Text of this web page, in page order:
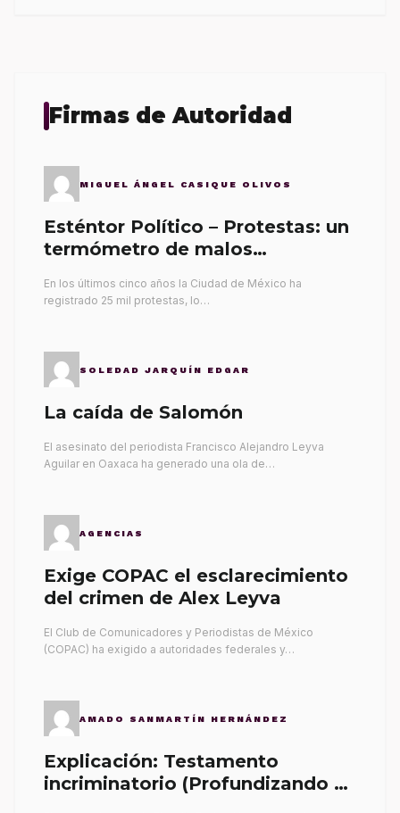
Firmas de Autoridad
MIGUEL ÁNGEL CASIQUE OLIVOS
Esténtor Político – Protestas: un
termómetro de malos
En los últimos cinco años la Ciudad de México ha
registrado 25 mil protestas, lo…
SOLEDAD JARQUÍN EDGAR
La caída de Salomón
El asesinato del periodista Francisco Alejandro Leyva
Aguilar en Oaxaca ha generado una ola de…
AGENCIAS
Exige COPAC el esclarecimiento
del crimen de Alex Leyva
El Club de Comunicadores y Periodistas de México
(COPAC) ha exigido a autoridades federales y…
AMADO SANMARTÍN HERNÁNDEZ
Explicación: Testamento
incriminatorio (Profundizando su